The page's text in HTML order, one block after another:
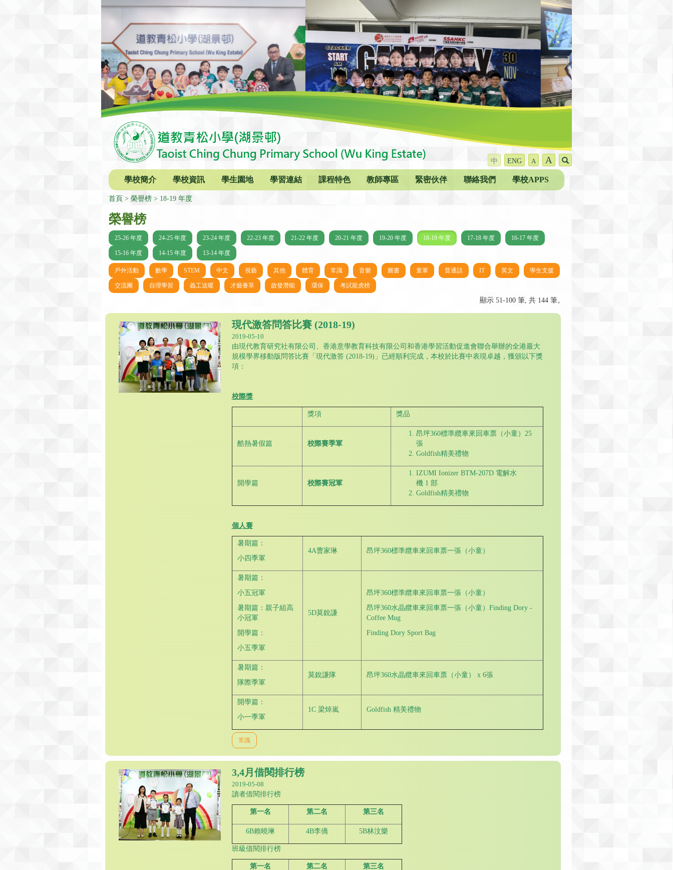
中 ENG A A
學校簡介 學校資訊 學生園地 學習連結 課程特色 教師專區 緊密伙伴 聯絡我們 學校APPS
首頁 榮譽榜 18-19 年度
榮譽榜
25-26 年度 24-25 年度 23-24 年度 22-23 年度 21-22 年度 20-21 年度 19-20 年度 18-19 年度 17-18 年度 16-17 年度
15-16 年度 14-15 年度 13-14 年度
戶外活動 數學 STEM 中文 視藝 其他 體育 常識 音樂 圖書 童軍 普通話 IT 英文 學生支援
交流團 自理學習 義工送暖 才藝薈萃 啟發潛能 環保 考試龍虎榜
顯示 51-100 筆, 共 144 筆。
現代激答問答比賽 (2018-19)
2019-05-10
由現代教育研究社有限公司、香港意學教育科技有限公司和香港學習活動促進會聯合舉辦的全港最大
規模學界移動版問答比賽「現代激答 (2018-19)」已經順利完成，本校於比賽中表現卓越，獲頒以下獎
項：
校際獎
獎項 獎品
酷熱暑假篇 校際賽季軍
昂坪360標準纜車來回車票（小童）25
張
Goldfish精美禮物
開學篇 校際賽冠軍
IZUMI Ionizer BTM-207D 電解水
機 1 部
Goldfish精美禮物
個人賽
暑期篇：
小四季軍
4A曹家琳 昂坪360標準纜車來回車票一張（小童）
暑期篇：
小五冠軍
暑期篇：親子組高
小冠軍
開學篇：
小五季軍
5D莫銳謙
昂坪360標準纜車來回車票一張（小童）
昂坪360水晶纜車來回車票一張（小童）Finding Dory -
Coffee Mug
Finding Dory Sport Bag
暑期篇：
隊際季軍
莫銳謙隊 昂坪360水晶纜車來回車票（小童） x 6張
開學篇：
小一季軍
1C 梁焯嵐 Goldfish 精美禮物
常識
3,4月借閱排行榜
2019-05-08
讀者借閱排行榜
第一名 第二名 第三名
6B賴曉琳 4B李僑 5B林汶樂
班級借閱排行榜
第一名 第二名 第三名